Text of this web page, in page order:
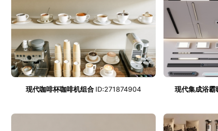
现代咖啡杯咖啡机组合 ID:271874904 现代集成浴霸